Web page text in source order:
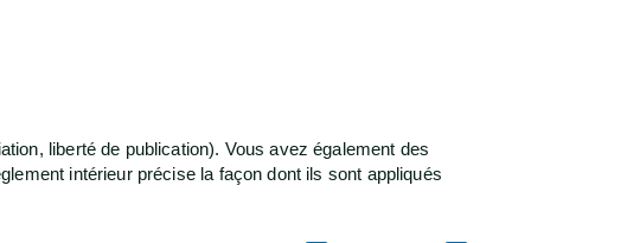
liberté de publication). Vous avez également des
intérieur précise la façon dont ils sont appliqués